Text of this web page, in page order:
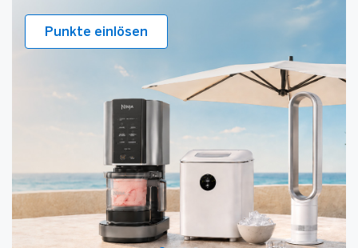
Punkte einlösen
Punkte einlösen
Jetzt weiterempfehlen